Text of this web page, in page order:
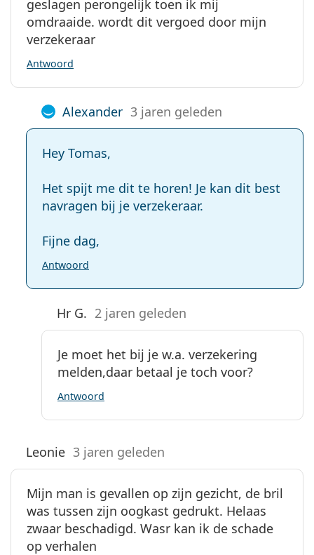
geslagen perongelijk toen ik mij
omdraaide. wordt dit vergoed door mijn
verzekeraar
Antwoord
Alexander 3 jaren geleden
Hey Tomas,
Het spijt me dit te horen! Je kan dit best
navragen bij je verzekeraar.
Fijne dag,
Antwoord
Hr G. 2 jaren geleden
Je moet het bij je w.a. verzekering
melden,daar betaal je toch voor?
Antwoord
Leonie 3 jaren geleden
Mijn man is gevallen op zijn gezicht, de bril
was tussen zijn oogkast gedrukt. Helaas
zwaar beschadigd. Wasr kan ik de schade
op verhalen